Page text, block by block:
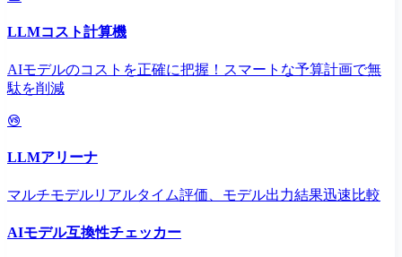
LLMコスト計算機
AIモデルのコストを正確に把握！スマートな予算計画で無
駄を削減
LLMアリーナ
マルチモデルリアルタイム評価、モデル出力結果迅速比較
AIモデル互換性チェッカー